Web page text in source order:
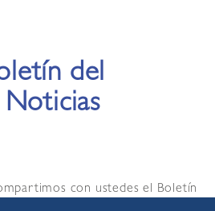
del
con ustedes el Boletín